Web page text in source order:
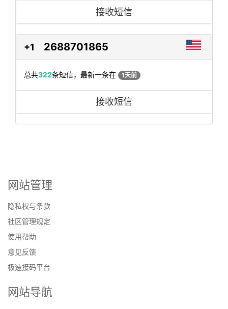
接收短信
+1 2688701865
总共322条短信，最新一条在 1天前
接收短信
网站管理
隐私权与条款
社区管理规定
使用帮助
意见反馈
极速接码平台
网站导航